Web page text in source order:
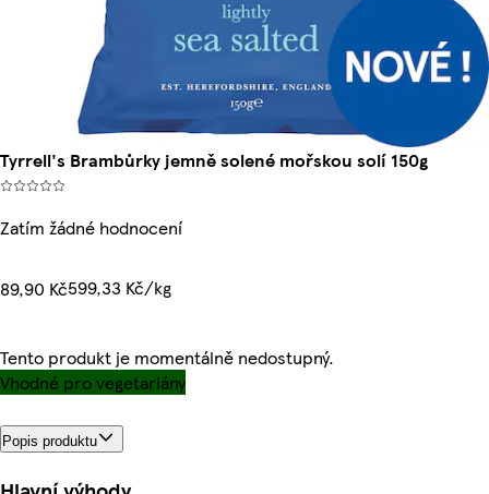
Tyrrell's Brambůrky jemně solené mořskou solí 150g
Zatím žádné hodnocení
89,90 Kč599,33 Kč/kg
Tento produkt je momentálně nedostupný.
Vhodné pro vegetariány
Popis produktu